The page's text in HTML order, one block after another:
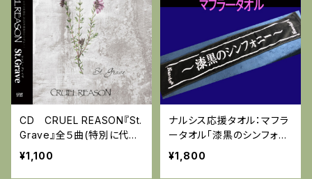
CD CRUEL REASON『St.
Grave』全５曲(特別に代表
曲よりボーナストラック3曲
＋カラオケVer)
¥1,100
ナルシス応援タオル：マフラ
ータオル「漆黒のシンフォニ
ー」
¥1,800